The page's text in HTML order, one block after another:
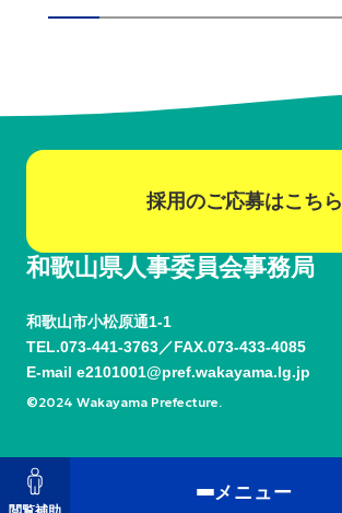
メニュー
和歌山県人事委員会事務局
和歌山市小松原通1-1
TEL.073-441-3763
FAX.073-433-4085
E-mail e2101001@pref.wakayama.lg.jp
©2024 Wakayama Prefecture.
採用のご応募はこちら